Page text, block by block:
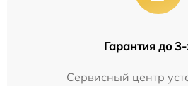
Гарантия до 3-
Сервисный центр